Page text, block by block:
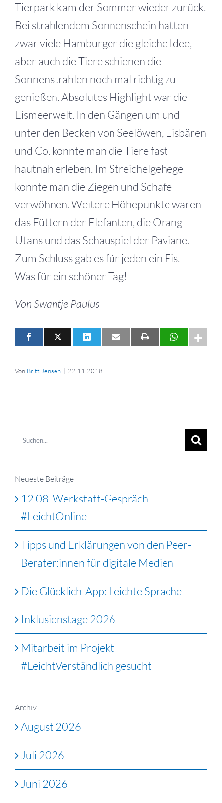
Tierpark kam der Sommer wieder zurück.
Bei strahlendem Sonnenschein hatten
zwar viele Hamburger die gleiche Idee,
aber auch die Tiere schienen die
Sonnenstrahlen noch mal richtig zu
genießen. Absolutes Highlight war die
Eismeerwelt. In den Gängen um und
unter den Becken von Seelöwen, Eisbären
und Co. konnte man die Tiere fast
hautnah erleben. Im Streichelgehege
konnte man die Ziegen und Schafe
verwöhnen. Weitere Höhepunkte waren
das Füttern der Elefanten, die Orang-
Utans und das Schauspiel der Paviane.
Zum Schluss gab es für jeden ein Eis.
Was für ein schöner Tag!
Von Swantje Paulus
Von Britt Jensen | 22.11.2018
Suche
nach:
Neueste Beiträge
12.08. Werkstatt-Gespräch
#LeichtOnline
Tipps und Erklärungen von den Peer-
Berater:innen für digitale Medien
Die Glücklich-App: Leichte Sprache
Inklusionstage 2026
Mitarbeit im Projekt
#LeichtVerständlich gesucht
Archiv
August 2026
Juli 2026
Juni 2026